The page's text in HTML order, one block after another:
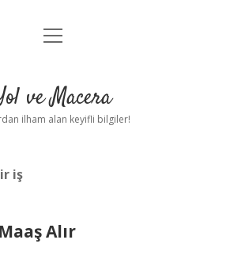
Anasayfa
Yasal Uyarı
menüyü
ve Macera
ilham alan keyifli bilgiler!
iş
Alır